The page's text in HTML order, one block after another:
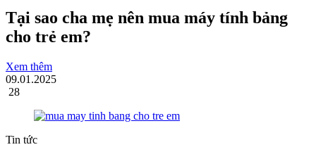
Tại sao cha mẹ nên mua máy tính bảng
cho trẻ em?
Xem thêm
09.01.2025
28
Tin tức